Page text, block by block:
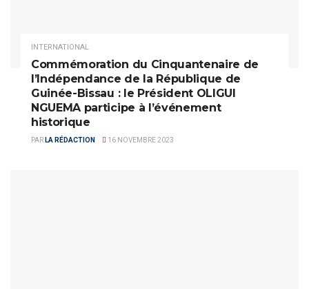
INTERNATIONAL
Commémoration du Cinquantenaire de
l’Indépendance de la République de
Guinée-Bissau : le Président OLIGUI
NGUEMA participe à l’événement
historique
PAR LA RÉDACTION 16 NOVEMBRE 2023